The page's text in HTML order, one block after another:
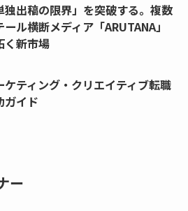
独出稿の限界」を突破する。複数
ール横断メディア「ARUTANA」
く新市場
ケティング・クリエイティブ転職
ガイド
ー